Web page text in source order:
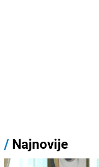
/ Najnovije